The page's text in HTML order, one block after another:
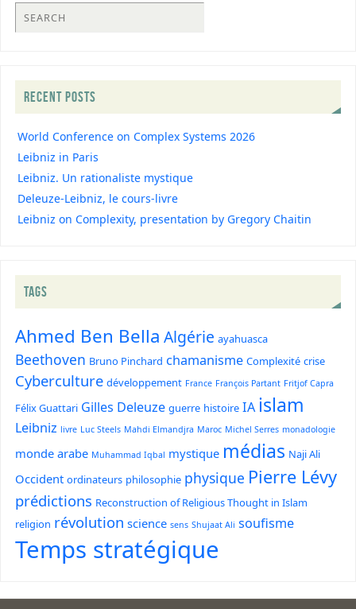
RECENT POSTS
World Conference on Complex Systems 2026
Leibniz in Paris
Leibniz. Un rationaliste mystique
Deleuze-Leibniz, le cours-livre
Leibniz on Complexity, presentation by Gregory Chaitin
TAGS
Ahmed Ben Bella Algérie ayahuasca
Beethoven Bruno Pinchard chamanisme Complexité crise
Cyberculture développement France François Partant Fritjof Capra
Félix Guattari Gilles Deleuze guerre histoire IA islam
Leibniz livre Luc Steels Mahdi Elmandjra Maroc Michel Serres monadologie
monde arabe Muhammad Iqbal mystique médias Naji Ali
Occident ordinateurs philosophie physique Pierre Lévy
prédictions Reconstruction of Religious Thought in Islam
religion révolution science sens Shujaat Ali soufisme
Temps stratégique